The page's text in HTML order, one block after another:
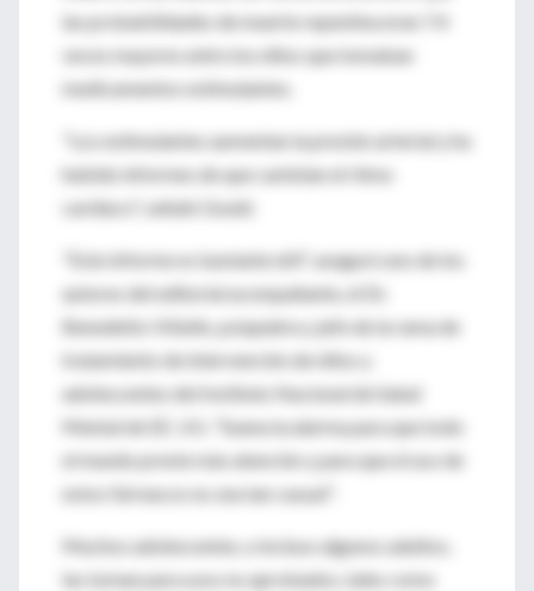
las probabilidades de muerte repentina eran 7.4
veces mayores entre los niños que tomaban
medicamentos estimulantes.
"Los estimulantes aumentan la presión arterial y ha
habido informes de que cambian el ritmo
cardiaco", señaló Gould.
"Este informe es bastante útil", aseguró uno de los
autores del editorial acompañante, el Dr.
Benedetto Vitiello, psiquiatra y jefe de la rama de
tratamiento de intervención de niños y
adolescentes del Instituto Nacional de Salud
Mental de EE. UU. "Suena la alarma para que todo
el mundo preste más atención y para que el uso de
estos fármacos no sea tan casual".
Muchos adolescentes, e incluso algunos adultos,
las toman para usos no aprobados, tales como